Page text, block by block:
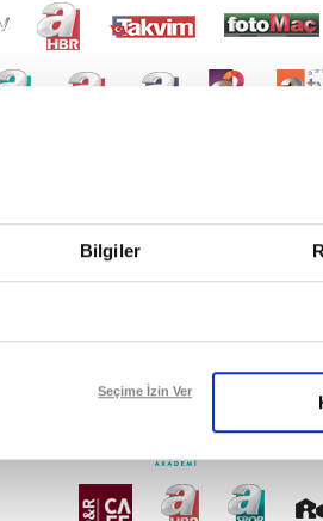
Bilgiler
Seçime İzin Ver